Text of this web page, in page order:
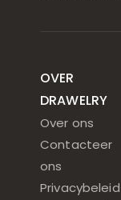
OVER
DRAWELRY
Over ons
Contacteer
ons
Privacybeleid